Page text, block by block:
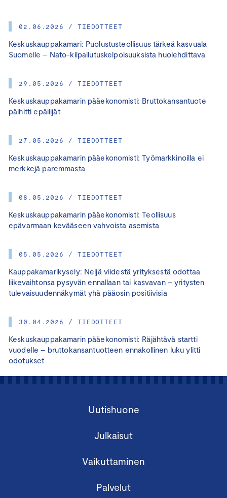
02.06.2026 / TIEDOTTEET
Keskuskauppakamari: Puolustusteollisuus tärkeä kasvuala
Suomelle – Nato-kilpailutuskelpoisuuksista huolehdittava
29.05.2026 / TIEDOTTEET
Keskuskauppakamarin pääekonomisti: Bruttokansantuote
päihitti epäilijät
27.05.2026 / TIEDOTTEET
Keskuskauppakamarin pääekonomisti: Työmarkkinoilla ei
merkkejä paremmasta
08.05.2026 / TIEDOTTEET
Keskuskauppakamarin pääekonomisti: Teollisuus
epävarmaan kevääseen vahvoista asemista
05.05.2026 / TIEDOTTEET
Kauppakamarikysely: Neljä viidestä yrityksestä odottaa
liikevaihtonsa pysyvän ennallaan tai kasvavan – yritysten
tulevaisuudennäkymät yhä pääosin positiivisia
30.04.2026 / TIEDOTTEET
Keskuskauppakamarin pääekonomisti: Räjähtävä startti
vuodelle – bruttokansantuotteen ennakollinen luku ylitti
odotukset
Uutishuone
Julkaisut
Vaikuttaminen
Palvelut